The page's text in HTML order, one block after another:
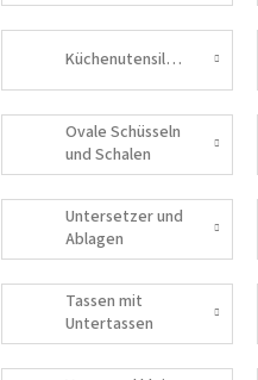
Küchenutensilien
Ovale Schüsseln
und Schalen
Untersetzer und
Ablagen
Tassen mit
Untertassen